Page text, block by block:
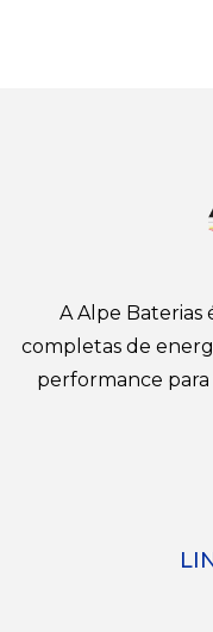
A Alpe Baterias
completas de
performance para